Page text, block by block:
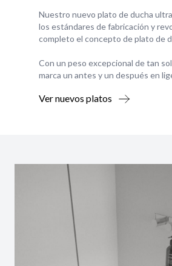
Nuestro nuevo plato de ducha
los estándares de fabricación y
completo el concepto de plato de
Con un peso excepcional de tan
marca un antes y un después en
Ver nuevos platos